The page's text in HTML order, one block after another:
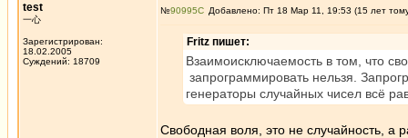
test
一心
Зарегистрирован:
18.02.2005
Суждений: 18709
№90995 Добавлено: Пт 18 Мар 11, 19:53 (15 лет
Fritz пишет:
Взаимоисключаемость в том, что
запрограммировать нельзя.
генераторы случайных чисел всё
Свободная воля, это не случайность, а